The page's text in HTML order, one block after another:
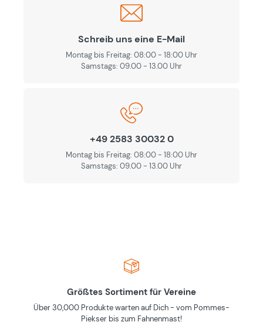
Schreib uns eine E-Mail
Montag bis Freitag: 08:00 - 18:00 Uhr
Samstags: 09.00 - 13.00 Uhr
+49 2583 30032 0
Montag bis Freitag: 08:00 - 18:00 Uhr
Samstags: 09.00 - 13.00 Uhr
Größtes Sortiment für Vereine
Über 30,000 Produkte warten auf Dich - vom Pommes-
Piekser bis zum Fahnenmast!